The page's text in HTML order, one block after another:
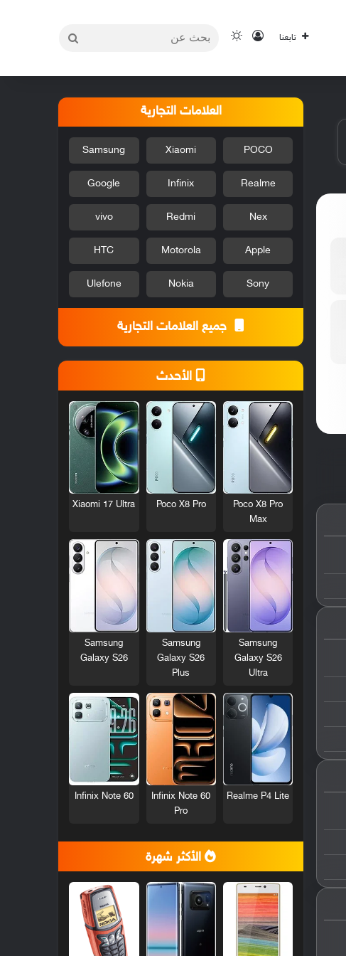
تابعنا تسجيل الدخول
الوضع المظلم
العلامات التجارية
POCO
Xiaomi
Samsung
Realme
Infinix
Google
Nex
Redmi
vivo
Apple
Motorola
HTC
Sony
Nokia
Ulefone
جميع العلامات التجارية
الأحدث
Poco X8 Pro
Max
Poco X8 Pro
Xiaomi 17 Ultra
Samsung
Galaxy S26
Ultra
Samsung
Galaxy S26
Plus
Samsung
Galaxy S26
Realme P4 Lite
Infinix Note 60
Pro
Infinix Note 60
الأكثر شهرة